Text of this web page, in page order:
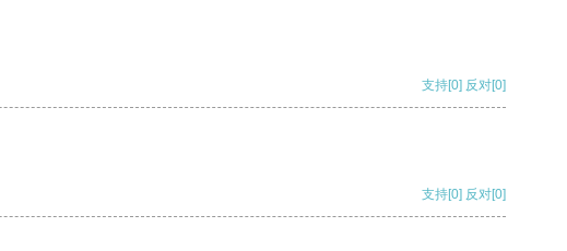
支持[0] 反对[0]
支持[0] 反对[0]